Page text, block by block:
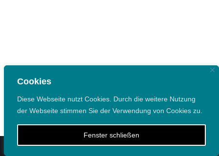
Cookies
Diese Webseite nutzt Cookies. Durch die weitere Nutzung
der Webseite stimmen Sie der Verwendung von Cookies zu.
Fenster schließen
Impressum Datenschutzerklärung